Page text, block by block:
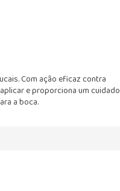
Com ação eficaz contra
e proporciona um cuidado
a boca.